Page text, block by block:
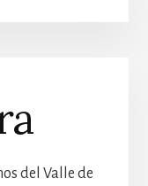
del Valle de